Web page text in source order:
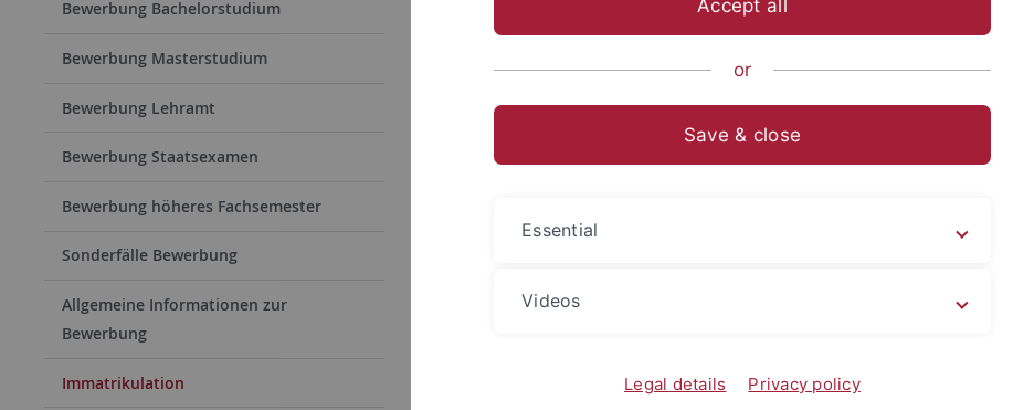
Bewerbung Bachelorstudium
Bewerbung Masterstudium
Bewerbung Lehramt
Bewerbung Staatsexamen
Bewerbung höheres Fachsemester
Sonderfälle Bewerbung
Allgemeine Informationen zur
Bewerbung
Immatrikulation
von Lehrveranstaltungen und das Ablegen von Prüfungen. Mit der
Immatrikulation werden Sie studentisches Mitglied an der Universität
Grundsätzlich erfolgt eine Immatrikulation an der Universität Tübingen über
möchten, handelt es sich um eineUmschreibung.
Accept all
or
Save & close
Essential
Videos
Legal details Privacy policy